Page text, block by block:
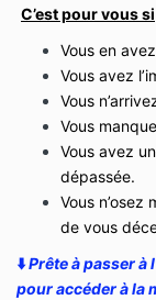
C’est pour vous si
Vous en
Vous avez
Vous
Vous
Vous avez
dépassée.
Vous
de vous
⬇️Prête à passer à
pour accéder à la